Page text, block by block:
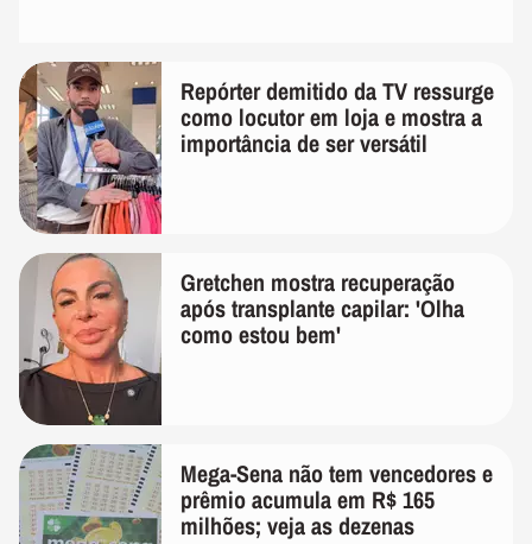
Repórter demitido da TV ressurge
como locutor em loja e mostra a
importância de ser versátil
Gretchen mostra recuperação
após transplante capilar: 'Olha
como estou bem'
Mega-Sena não tem vencedores e
prêmio acumula em R$ 165
milhões; veja as dezenas